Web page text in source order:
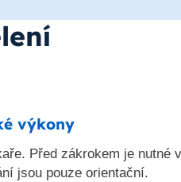
výkony
Před zákrokem je nutné
jsou pouze orientační.